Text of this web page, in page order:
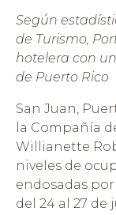
Según
de Turismo,
hotelera con
de Puerto Rico
San Juan,
la Compañía
Willianette
niveles de
endosadas
del 24 al 27 de